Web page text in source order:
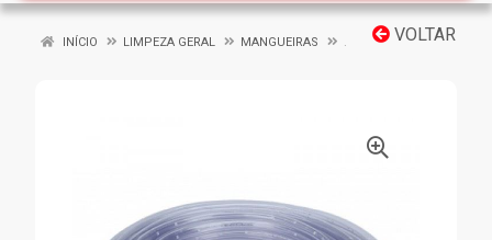
VOLTAR
INÍCIO LIMPEZA GERAL MANGUEIRAS .